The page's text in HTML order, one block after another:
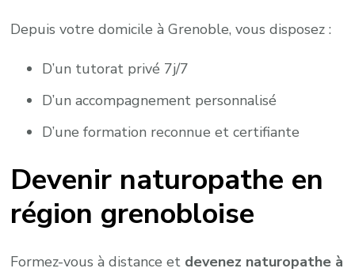
Depuis votre domicile à Grenoble, vous disposez :
D’un tutorat privé 7j/7
D’un accompagnement personnalisé
D’une formation reconnue et certifiante
Devenir naturopathe en
région grenobloise
Formez-vous à distance et devenez naturopathe à